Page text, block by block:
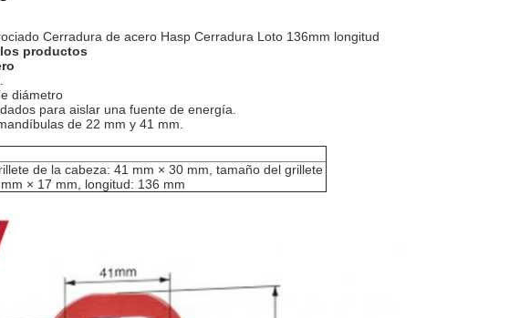
Cerradura de acero Hasp Cerradura Loto 136mm longitud
productos
diámetro
para aislar una fuente de energía.
de 22 mm y 41 mm.
de la cabeza: 41 mm × 30 mm, tamaño del grillete
× 17 mm, longitud: 136 mm